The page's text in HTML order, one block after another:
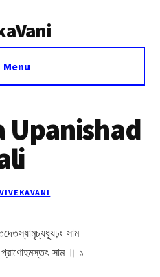
Menu
Upanishad
VIVEKAVANI
সাম
প্রাণোহমস্তৎ সাম ॥ ১